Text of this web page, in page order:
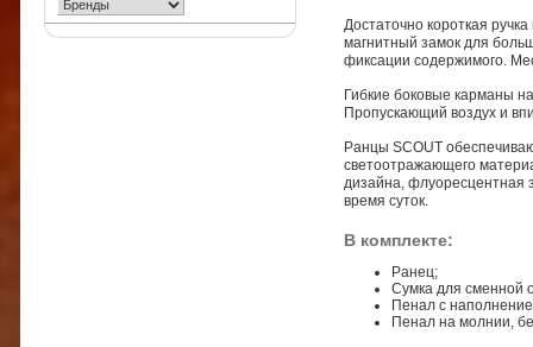
Достаточно короткая
магнитный замок для
фиксации содержимого.
Гибкие боковые карманы
Пропускающий воздух и
Ранцы SCOUT
светоотражающего
дизайна, флуоресцентная
время суток.
В комплекте:
Ранец;
Сумка для сменной
Пенал с
Пенал на молнии,